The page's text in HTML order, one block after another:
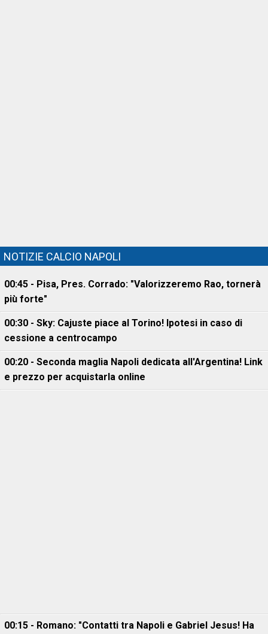
NOTIZIE CALCIO NAPOLI
00:45 - Pisa, Pres. Corrado: "Valorizzeremo Rao, tornerà
più forte"
00:30 - Sky: Cajuste piace al Torino! Ipotesi in caso di
cessione a centrocampo
00:20 - Seconda maglia Napoli dedicata all'Argentina! Link
e prezzo per acquistarla online
00:15 - Romano: "Contatti tra Napoli e Gabriel Jesus! Ha